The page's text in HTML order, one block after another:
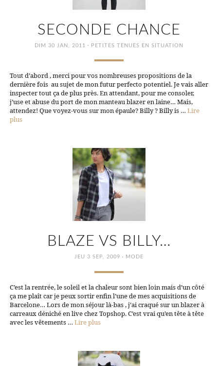
SECONDE CHANCE
DIM 30 JAN, 2011 · PETITES TENUES EN SITUATION
Tout d’abord , merci pour vos nombreuses propositions de la
dernière fois au sujet de mon futur perfecto potentiel. Je vais aller
inspecter tout ça de plus près. En attendant, pour me consoler,
j’use et abuse du port de mon manteau blazer en laine… Mais,
attendez! Que voyez-vous sur mon épaule? Billy ? Billy is … Lire
plus
BLAZE VS BILLY…
JEU 3 SEP, 2009 · MODE
C’est la rentrée, le soleil et la chaleur sont bien loin mais d’un côté
ça me plaît car je peux sortir enfin l’une de mes acquisitions de
Barcelone… Lors de mon séjour là-bas , j’ai craqué sur un blazer à
carreaux déniché en live chez Topshop. C’est vrai qu’en tête à tête
avec les vêtements … Lire plus